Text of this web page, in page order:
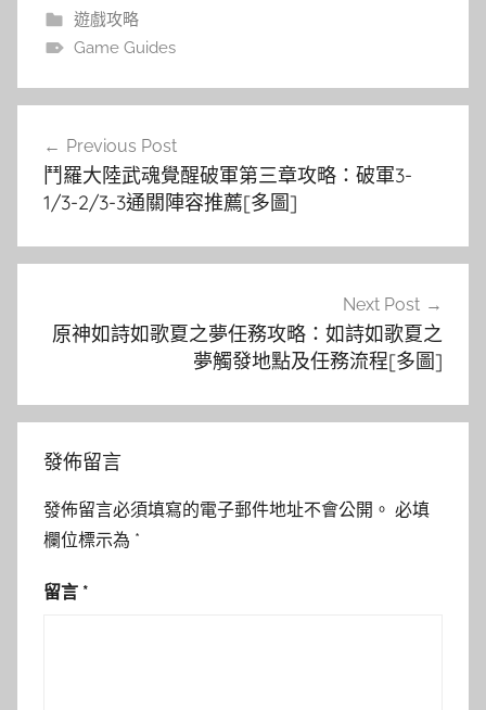
遊戲攻略
Game Guides
導
覽
Previous Post
鬥羅大陸武魂覺醒破軍第三章攻略：破軍3-
1/3-2/3-3通關陣容推薦[多圖]
Next Post
原神如詩如歌夏之夢任務攻略：如詩如歌夏之
夢觸發地點及任務流程[多圖]
發佈留言
發佈留言必須填寫的電子郵件地址不會公開。 必填
欄位標示為 *
留言 *